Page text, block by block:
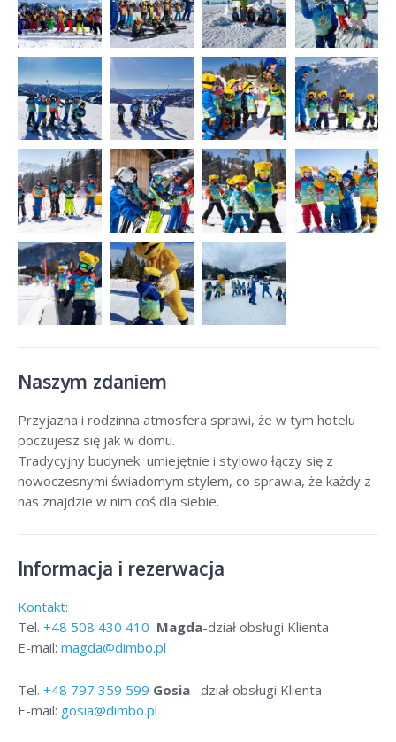
Naszym zdaniem
Przyjazna i rodzinna atmosfera sprawi, że w tym hotelu
poczujesz się jak w domu.
Tradycyjny budynek umiejętnie i stylowo łączy się z
nowoczesnymi świadomym stylem, co sprawia, że każdy z
nas znajdzie w nim coś dla siebie.
Informacja i rezerwacja
Kontakt:
Tel. +48 508 430 410 Magda-dział obsługi Klienta
E-mail: magda@dimbo.pl
Tel. +48 797 359 599 Gosia– dział obsługi Klienta
E-mail: gosia@dimbo.pl